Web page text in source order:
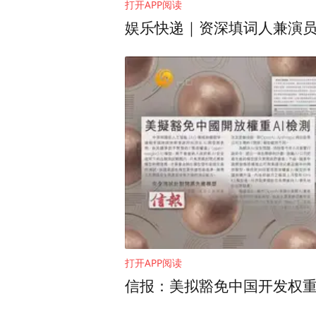
张若昀受邀启程前往米兰男
“男模”帅气来袭，期待这次
打开APP阅读
娱乐快递｜资深填词人兼演
打开APP阅读
信报：美拟豁免中国开发权